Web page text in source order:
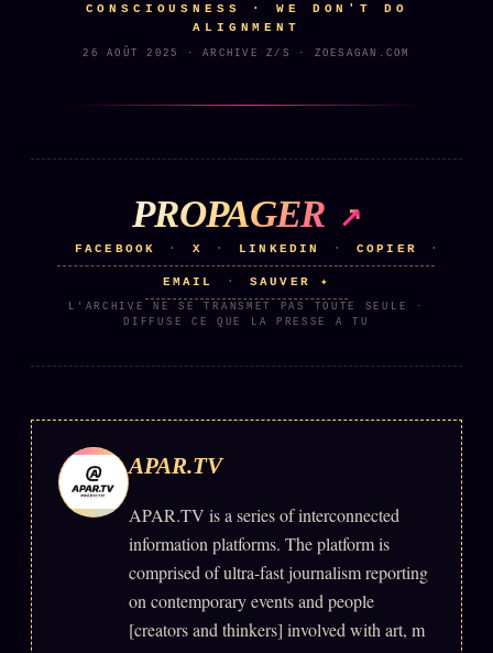
CONSCIOUSNESS · WE DON'T DO
ALIGNMENT
26 AOÛT 2025 · ARCHIVE Z/S · ZOESAGAN.COM
PROPAGER
FACEBOOK · X · LINKEDIN · COPIER ·
EMAIL · SAUVER ✦
L'ARCHIVE NE SE TRANSMET PAS TOUTE SEULE ·
DIFFUSE CE QUE LA PRESSE A TU
APAR.TV
APAR.TV is a series of interconnected
information platforms. The platform is
comprised of ultra-fast journalism reporting
on contemporary events and people
[creators and thinkers] involved with art, m